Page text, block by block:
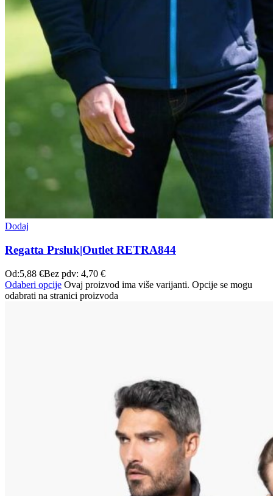
Dodaj
Regatta Prsluk|Outlet RETRA844
Od:5,88 €Bez pdv: 4,70 €
Odaberi opcije Ovaj proizvod ima više varijanti. Opcije se mogu
odabrati na stranici proizvoda